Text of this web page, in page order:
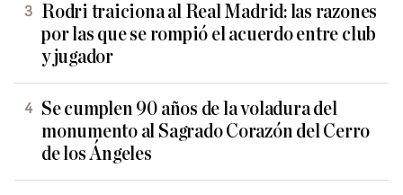
Rodri traiciona al Real Madrid: las razones
por las que se rompió el acuerdo entre club
y jugador
Se cumplen 90 años de la voladura del
monumento al Sagrado Corazón del Cerro
de los Ángeles